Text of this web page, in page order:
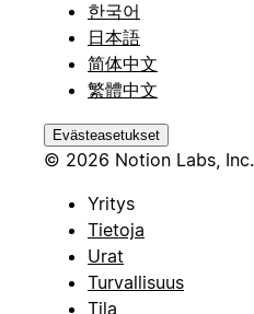
한국어
日本語
简体中文
繁體中文
Evästeasetukset
© 2026 Notion Labs, Inc.
Yritys
Tietoja
Urat
Turvallisuus
Tila